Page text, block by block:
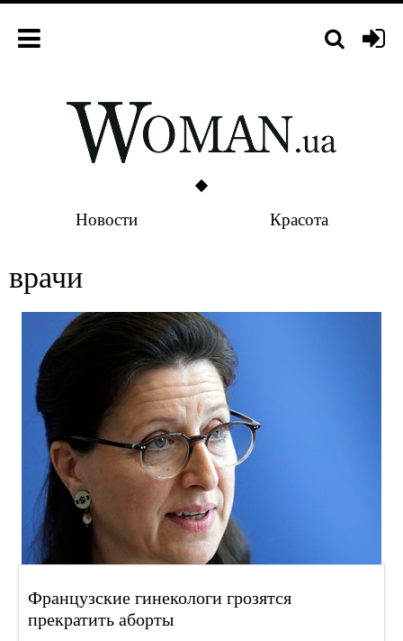
Новости Красота
врачи
Французские гинекологи грозятся
прекратить аборты